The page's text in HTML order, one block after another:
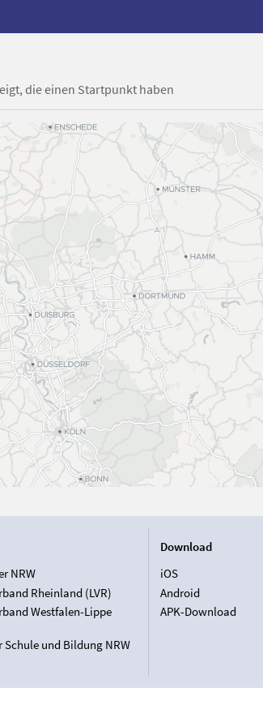
die einen Startpunkt haben
NRW
Rheinland (LVR)
Westfalen-Lippe
und Bildung NRW
Download
iOS
Android
APK-Download